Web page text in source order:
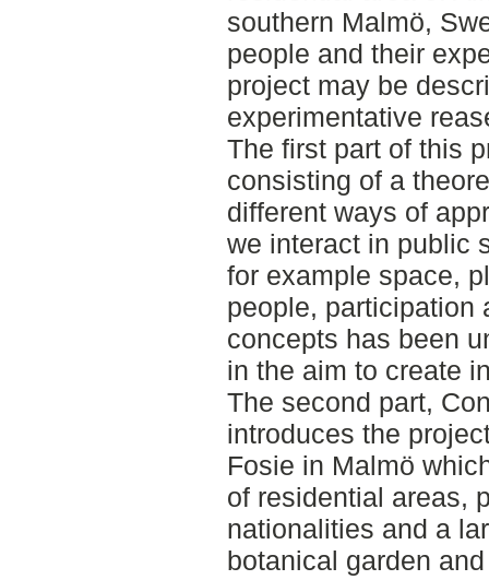
southern Malmö,
people and their
project may be
experimentative
The first part of this
consisting of a
different ways of
we interact in public
for example space,
people, participation
concepts has been
in the aim to create
The second part,
introduces the
Fosie in Malmö
of residential areas,
nationalities and a
botanical garden